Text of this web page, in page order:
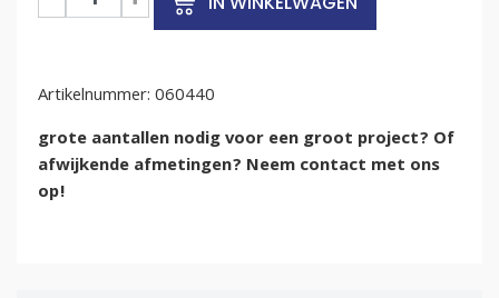
4
euronormbakken
Artikelnummer:060440
grote aantallen nodig voor een groot project? Of
afwijkende afmetingen? Neem contact met ons
op!